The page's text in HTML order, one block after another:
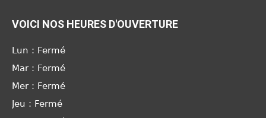
VOICI NOS HEURES D'OUVERTURE
Lun : Fermé
Mar : Fermé
Mer : Fermé
Jeu : Fermé